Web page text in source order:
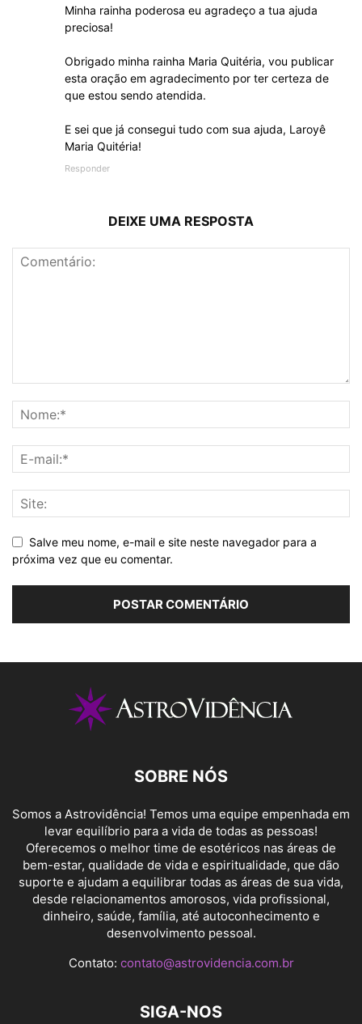
Minha rainha poderosa eu agradeço a tua ajuda
preciosa!
Obrigado minha rainha Maria Quitéria, vou publicar
esta oração em agradecimento por ter certeza de
que estou sendo atendida.
E sei que já consegui tudo com sua ajuda, Laroyê
Maria Quitéria!
Responder
DEIXE UMA RESPOSTA
Salve meu nome, e-mail e site neste navegador para a
próxima vez que eu comentar.
SOBRE NÓS
Somos a Astrovidência! Temos uma equipe empenhada em
levar equilíbrio para a vida de todas as pessoas!
Oferecemos o melhor time de esotéricos nas áreas de
bem-estar, qualidade de vida e espiritualidade, que dão
suporte e ajudam a equilibrar todas as áreas de sua vida,
desde relacionamentos amorosos, vida profissional,
dinheiro, saúde, família, até autoconhecimento e
desenvolvimento pessoal.
Contato: contato@astrovidencia.com.br
SIGA-NOS